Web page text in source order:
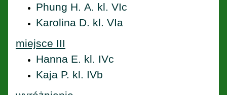
Phung H. A. kl. VIc
Karolina D. kl. VIa
miejsce III
Hanna E. kl. IVc
Kaja P. kl. IVb